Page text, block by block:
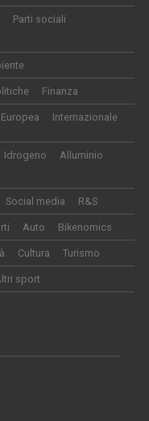
Parti sociali
Finanza
Internazionale
Idrogeno
Alluminio
Social media R&S
Auto Bikenomics
Cultura Turismo
sport